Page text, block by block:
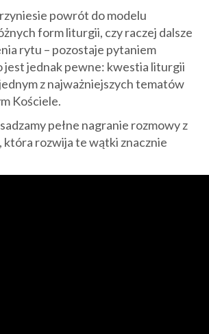
powrót do modelu
form liturgii, czy raczej dalsze
rytu – pozostaje pytaniem
jest jednak pewne: kwestia liturgii
z najważniejszych tematów
Kościele.
pełne nagranie rozmowy z
która rozwija te wątki znacznie